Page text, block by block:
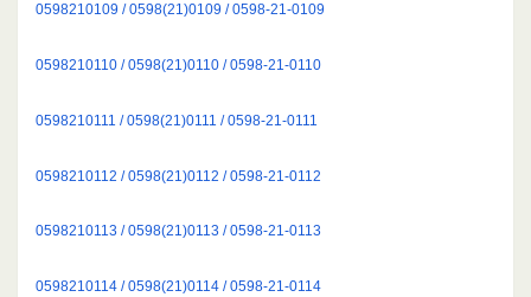
0598210109 / 0598(21)0109 / 0598-21-0109
0598210110 / 0598(21)0110 / 0598-21-0110
0598210111 / 0598(21)0111 / 0598-21-0111
0598210112 / 0598(21)0112 / 0598-21-0112
0598210113 / 0598(21)0113 / 0598-21-0113
0598210114 / 0598(21)0114 / 0598-21-0114